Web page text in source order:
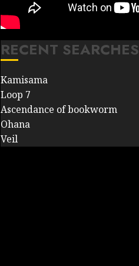
RECENT SEARCHES
Kamisama
Loop 7
Ascendance of bookworm
Ohana
Veil